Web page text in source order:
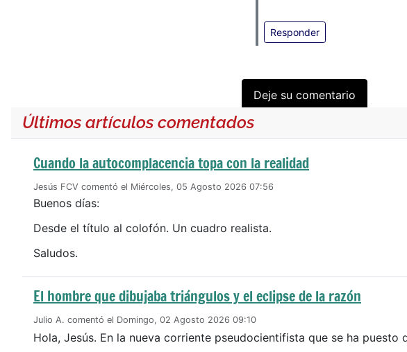
Últimos artículos comentados
Cuando la autocomplacencia topa con la realidad
Jesús FCV comentó el Miércoles, 05 Agosto 2026 07:56
Buenos días:
Desde el título al colofón. Un cuadro realista.
Saludos.
El hombre que dibujaba triángulos y el eclipse de la razón
Julio A. comentó el Domingo, 02 Agosto 2026 09:10
Hola, Jesús. En la nueva corriente pseudocientifista que se ha
Responder
Deje su comentario